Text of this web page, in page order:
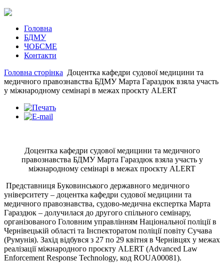
Головна
БДМУ
ЧОБСМЕ
Контакти
Головна сторінка Доцентка кафедри судової медицини та
медичного правознавства БДМУ Марта Гараздюк взяла участь
у міжнародному семінарі в межах проєкту ALERT
Доцентка кафедри судової медицини та медичного
правознавства БДМУ Марта Гараздюк взяла участь у
міжнародному семінарі в межах проєкту ALERT
Представниця Буковинського державного медичного
університету – доцентка кафедри судової медицини та
медичного правознавства, судово-медична експертка Марта
Гараздюк – долучилася до другого спільного семінару,
організованого Головним управлінням Національної поліції в
Чернівецькій області та Інспекторатом поліції повіту Сучава
(Румунія). Захід відбувся з 27 по 29 квітня в Чернівцях у межах
реалізації міжнародного проєкту ALERT (Advanced Law
Enforcement Response Technology, код ROUA00081).